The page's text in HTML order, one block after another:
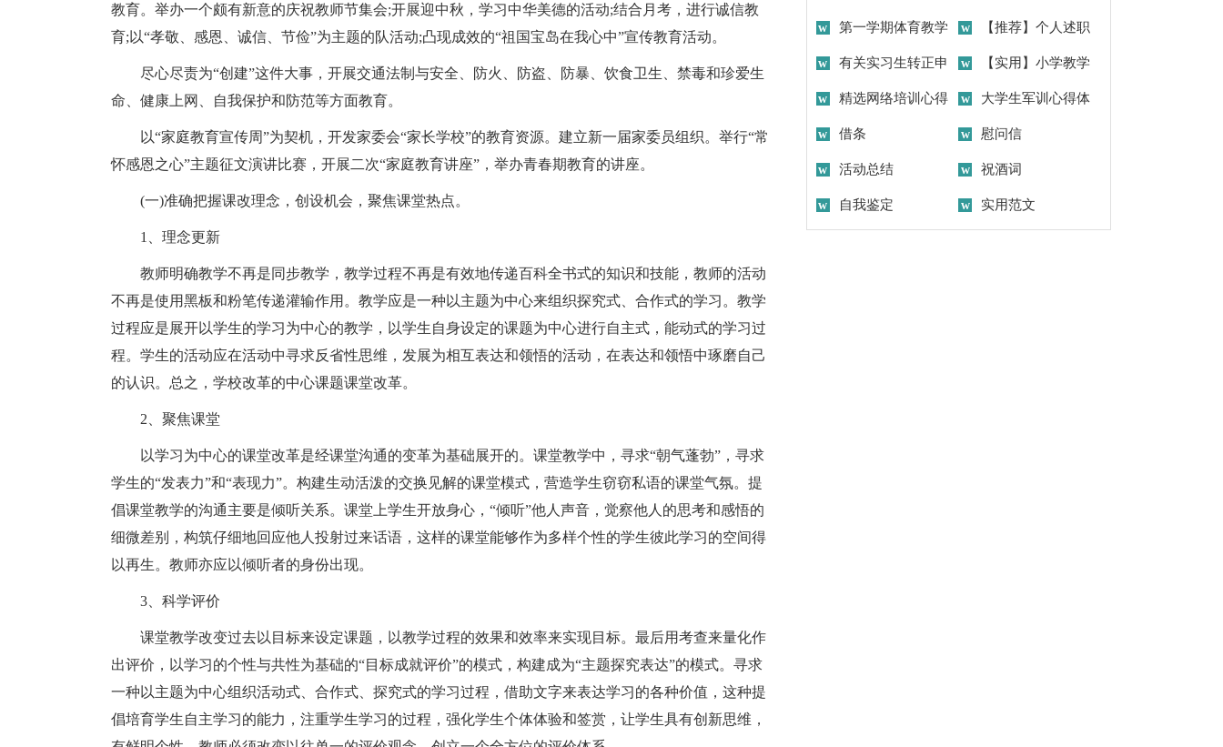
教育。举办一个颇有新意的庆祝教师节集会;开展迎中秋，学习中华美德的活动;结合月考，进行诚信教
育;以“孝敬、感恩、诚信、节俭”为主题的队活动;凸现成效的“祖国宝岛在我心中”宣传教育活动。
尽心尽责为“创建”这件大事，开展交通法制与安全、防火、防盗、防暴、饮食卫生、禁毒和珍爱生
命、健康上网、自我保护和防范等方面教育。
以“家庭教育宣传周”为契机，开发家委会“家长学校”的教育资源。建立新一届家委员组织。举行“常
怀感恩之心”主题征文演讲比赛，开展二次“家庭教育讲座”，举办青春期教育的讲座。
(一)准确把握课改理念，创设机会，聚焦课堂热点。
1、理念更新
教师明确教学不再是同步教学，教学过程不再是有效地传递百科全书式的知识和技能，教师的活动
不再是使用黑板和粉笔传递灌输作用。教学应是一种以主题为中心来组织探究式、合作式的学习。教学
过程应是展开以学生的学习为中心的教学，以学生自身设定的课题为中心进行自主式，能动式的学习过
程。学生的活动应在活动中寻求反省性思维，发展为相互表达和领悟的活动，在表达和领悟中琢磨自己
的认识。总之，学校改革的中心课题课堂改革。
2、聚焦课堂
以学习为中心的课堂改革是经课堂沟通的变革为基础展开的。课堂教学中，寻求“朝气蓬勃”，寻求
学生的“发表力”和“表现力”。构建生动活泼的交换见解的课堂模式，营造学生窃窃私语的课堂气氛。提
倡课堂教学的沟通主要是倾听关系。课堂上学生开放身心，“倾听”他人声音，觉察他人的思考和感悟的
细微差别，构筑仔细地回应他人投射过来话语，这样的课堂能够作为多样个性的学生彼此学习的空间得
以再生。教师亦应以倾听者的身份出现。
3、科学评价
课堂教学改变过去以目标来设定课题，以教学过程的效果和效率来实现目标。最后用考查来量化作
出评价，以学习的个性与共性为基础的“目标成就评价”的模式，构建成为“主题探究表达”的模式。寻求
一种以主题为中心组织活动式、合作式、探究式的学习过程，借助文字来表达学习的各种价值，这种提
倡培育学生自主学习的能力，注重学生学习的过程，强化学生个体体验和签赏，让学生具有创新思维，
申请书集锦6篇 申请书集锦五篇
第一学期体育教学
工作计划
【推荐】个人述职
报告范文合集八篇
有关实习生转正申
请书合集十篇
【实用】小学教学
工作计划汇编五篇
精选网络培训心得
体会集合八篇
大学生军训心得体
会(集合15篇)
借条 慰问信
活动总结 祝酒词
自我鉴定 实用范文